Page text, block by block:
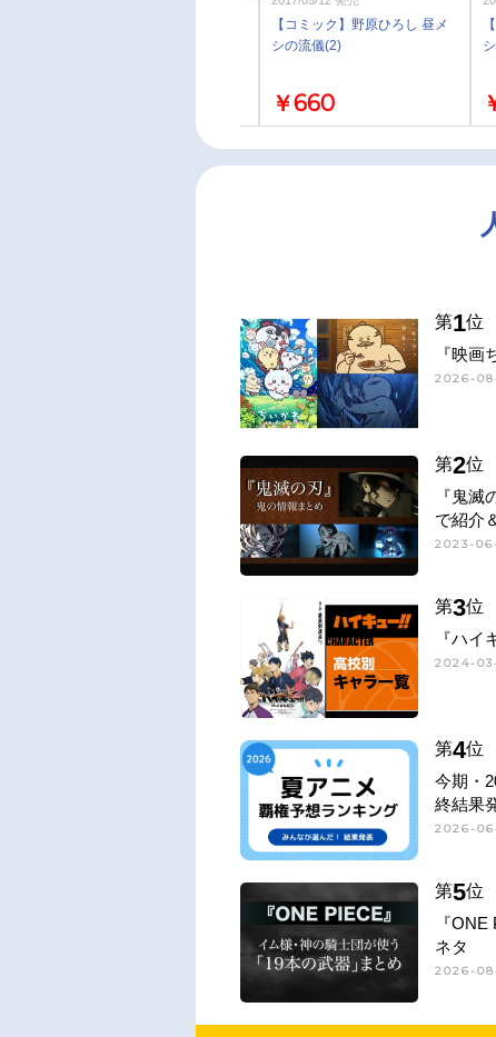
【コミック】野原ひろし 昼メ
シの流儀(2)
￥660
第1位
『映
2026-
第2位
『鬼
で紹介
2023-
第3位
『ハ
2024-
第4位
今期・
終結果
2026-
第5位
『
ネタ
2026-